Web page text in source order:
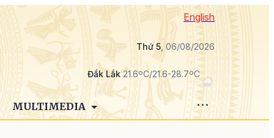
English
Thứ 5, 06/08/2026
Đắk Lắk21.6ºC/21.6-28.7ºC
MULTIMEDIA